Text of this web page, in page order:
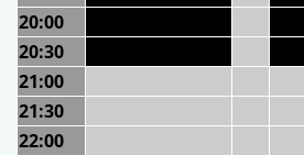
20:00
20:30
21:00
21:30
22:00